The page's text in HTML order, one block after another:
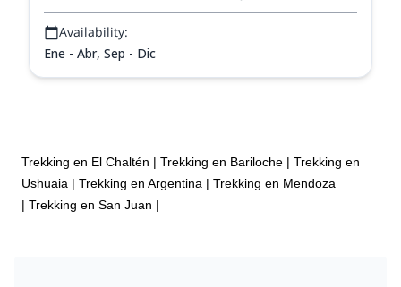
Availability:
Ene - Abr, Sep - Dic
Trekking en El Chaltén | Trekking en Bariloche | Trekking en
Ushuaia | Trekking en Argentina | Trekking en Mendoza
| Trekking en San Juan |